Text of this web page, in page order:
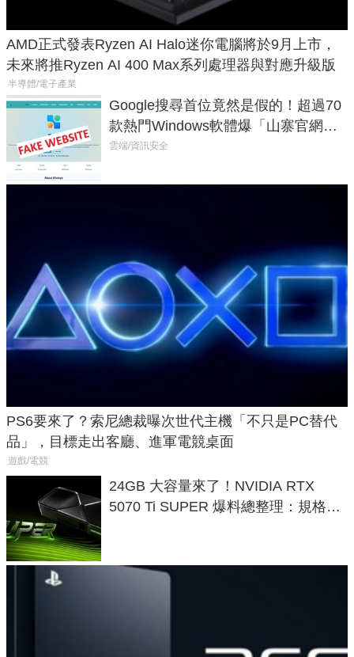
AMD正式發表Ryzen AI Halo迷你電腦將於9月上市，
未來將推Ryzen AI 400 Max系列處理器與對應升級版
半導體/電子產業
Google搜尋首位竟然是假的！超過70
款熱門Windows軟體爆「山寨官網」
危機
雲端/資訊安全
PS6要來了？索尼總裁曝次世代主機「不只是PC替代
品」，目標走出客廳、進軍電競桌面
遊戲/電競
24GB 大容量來了！NVIDIA RTX
5070 Ti SUPER 爆料總整理：規格、